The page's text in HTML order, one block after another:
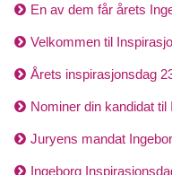
En av dem får årets
Velkommen til
Årets inspirasjonsdag
Nominer din kandidat
Juryens mandat
Ingeborg